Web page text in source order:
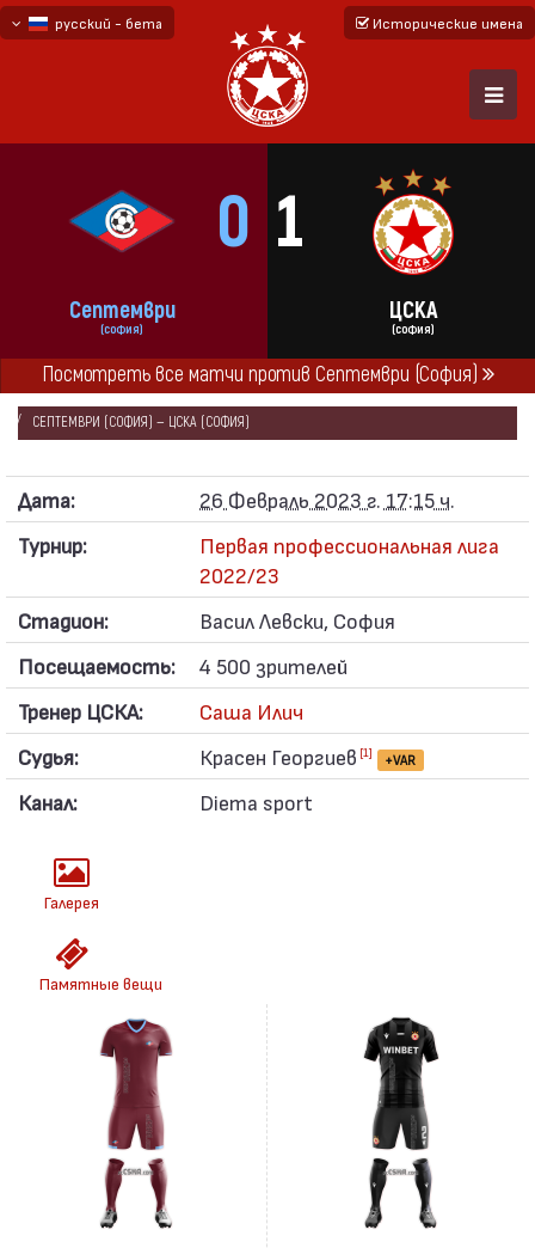
русский - бета
Исторические имена
0 1
Септември
(СОФИЯ)
ЦСКА
(СОФИЯ)
Посмотреть все матчи против Септември (София)
ГЛАВНАЯ СЕЗОНЫ
2022/23
ПЕРВАЯ ПРОФЕССИОНАЛЬНАЯ ЛИГА 2022/23
СЕПТЕМВРИ (СОФИЯ) — ЦСКА (СОФИЯ)
Дата:
26 Февраль 2023 г. 17:15 ч.
Турнир:
Первая профессиональная лига
2022/23
Стадион:
Васил Левски, София
Посещаемость:
4 500 зрителей
Тренер ЦСКА:
Саша Илич
Судья:
Красен Георгиев [1] +VAR
Канал: Diema sport
Галерея
Памятные вещи